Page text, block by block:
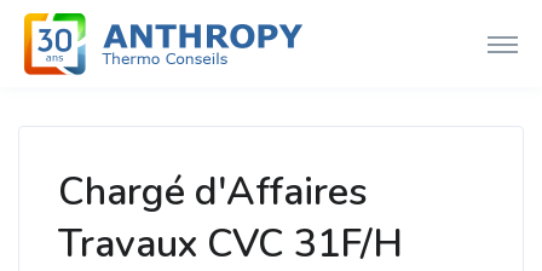
Chargé d'Affaires
Travaux CVC 31F/H